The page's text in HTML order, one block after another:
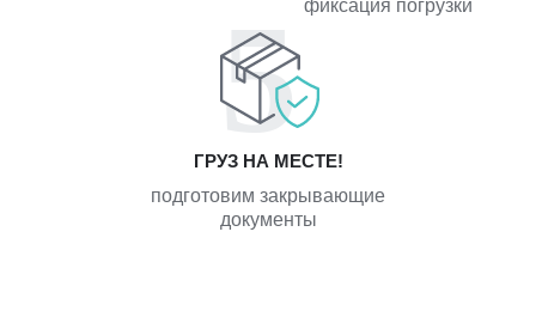
фиксация погрузки
ГРУЗ НА МЕСТЕ!
подготовим закрывающие
документы